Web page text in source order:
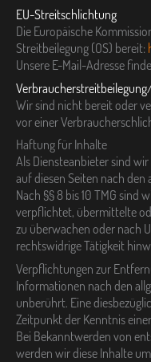
EU-Streitschlichtung
Die Europäische
Streitbeilegung (OS) bereit:
Unsere E-Mail-Adresse
Wir sind nicht bereit oder
vor einer
Haftung für Inhalte
Als Diensteanbieter sind wir
auf diesen Seiten nach
Nach §§ 8 bis 10 TMG sind
verpflichtet, übermittelte
zu überwachen oder nach
rechtswidrige Tätigkeit
Verpflichtungen zur
Informationen nach den
unberührt. Eine
Zeitpunkt der Kenntnis
Bei Bekanntwerden von
werden wir diese Inhalte